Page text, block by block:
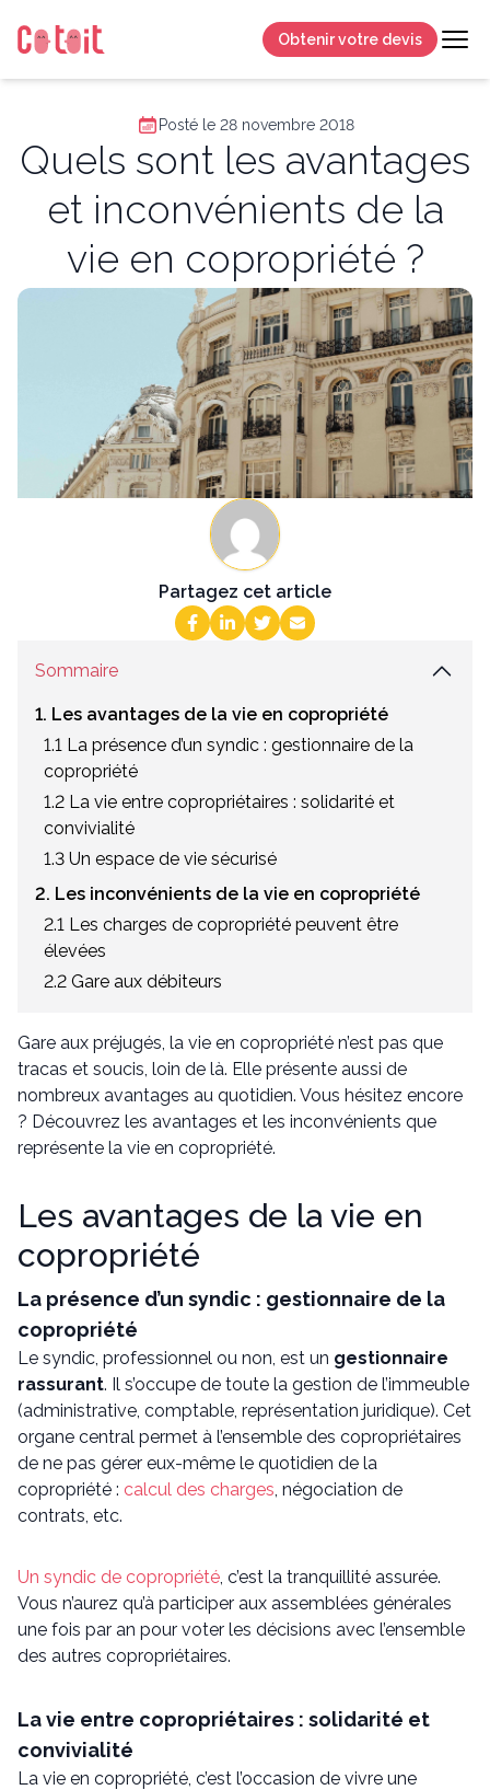
Obtenir votre devis
Posté le 28 novembre 2018
Quels sont les avantages
et inconvénients de la
vie en copropriété ?
Partagez cet article
Sommaire
1. Les avantages de la vie en copropriété
1.1 La présence d’un syndic : gestionnaire de la
copropriété
1.2 La vie entre copropriétaires : solidarité et
convivialité
1.3 Un espace de vie sécurisé
2. Les inconvénients de la vie en copropriété
2.1 Les charges de copropriété peuvent être
élevées
2.2 Gare aux débiteurs
Gare aux préjugés, la vie en copropriété n’est pas que
tracas et soucis, loin de là. Elle présente aussi de
nombreux avantages au quotidien. Vous hésitez encore
? Découvrez les avantages et les inconvénients que
représente la vie en copropriété.
Les avantages de la vie en
copropriété
La présence d’un syndic : gestionnaire de la
copropriété
Le syndic, professionnel ou non, est un gestionnaire
rassurant. Il s’occupe de toute la gestion de l’immeuble
(administrative, comptable, représentation juridique). Cet
organe central permet à l’ensemble des copropriétaires
de ne pas gérer eux-même le quotidien de la
copropriété : calcul des charges, négociation de
contrats, etc.
Un syndic de copropriété, c’est la tranquillité assurée.
Vous n’aurez qu’à participer aux assemblées générales
une fois par an pour voter les décisions avec l’ensemble
des autres copropriétaires.
La vie entre copropriétaires : solidarité et
convivialité
La vie en copropriété, c’est l’occasion de vivre une